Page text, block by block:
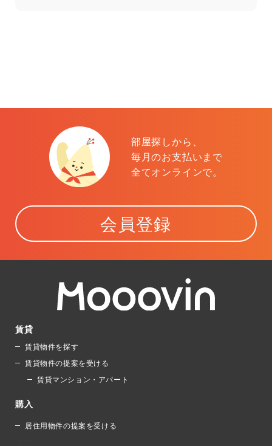
部屋探しから、
毎月のお支払いまで
全てオンラインで。
会員登録
賃貸
賃貸物件を探す
賃貸物件の提案を受ける
賃貸マンション・アパート
購入
居住用物件の提案を受ける